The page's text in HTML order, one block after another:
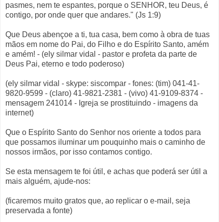
pasmes, nem te espantes, porque o SENHOR, teu Deus, é
contigo, por onde quer que andares." (Js 1:9)
Que Deus abençoe a ti, tua casa, bem como à obra de tuas
mãos em nome do Pai, do Filho e do Espírito Santo, amém
e amém! - (ely silmar vidal - pastor e profeta da parte de
Deus Pai, eterno e todo poderoso)
(ely silmar vidal - skype: siscompar - fones: (tim) 041-41-
9820-9599 - (claro) 41-9821-2381 - (vivo) 41-9109-8374 -
mensagem 241014 - Igreja se prostituindo - imagens da
internet)
Que o Espírito Santo do Senhor nos oriente a todos para
que possamos iluminar um pouquinho mais o caminho de
nossos irmãos, por isso contamos contigo.
Se esta mensagem te foi útil, e achas que poderá ser útil a
mais alguém, ajude-nos:
(ficaremos muito gratos que, ao replicar o e-mail, seja
preservada a fonte)